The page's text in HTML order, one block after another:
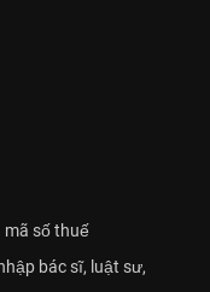
mã số thuế
bác sĩ, luật sư,